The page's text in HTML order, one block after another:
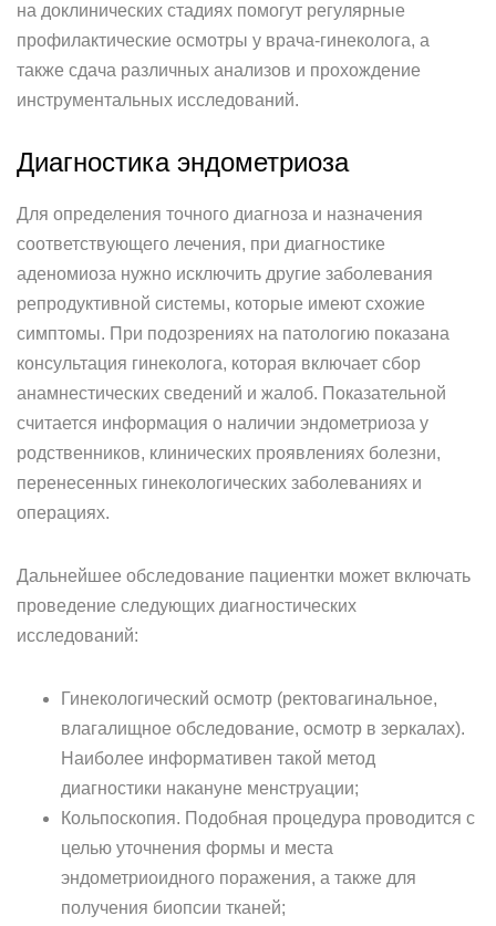
на доклинических стадиях помогут регулярные
профилактические осмотры у врача-гинеколога, а
также сдача различных анализов и прохождение
инструментальных исследований.
Диагностика эндометриоза
Для определения точного диагноза и назначения
соответствующего лечения, при диагностике
аденомиоза нужно исключить другие заболевания
репродуктивной системы, которые имеют схожие
симптомы. При подозрениях на патологию показана
консультация гинеколога, которая включает сбор
анамнестических сведений и жалоб. Показательной
считается информация о наличии эндометриоза у
родственников, клинических проявлениях болезни,
перенесенных гинекологических заболеваниях и
операциях.
Дальнейшее обследование пациентки может включать
проведение следующих диагностических
исследований:
Гинекологический осмотр (ректовагинальное,
влагалищное обследование, осмотр в зеркалах).
Наиболее информативен такой метод
диагностики накануне менструации;
Кольпоскопия. Подобная процедура проводится с
целью уточнения формы и места
эндометриоидного поражения, а также для
получения биопсии тканей;